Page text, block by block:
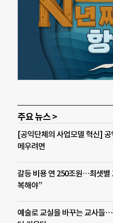
주요 뉴스 >
[공익단체의 사업모델 혁신]
메우려면
갈등 비용 연 250조원…최샛별
복해야”
예술로 교실을 바꾸는 교사들